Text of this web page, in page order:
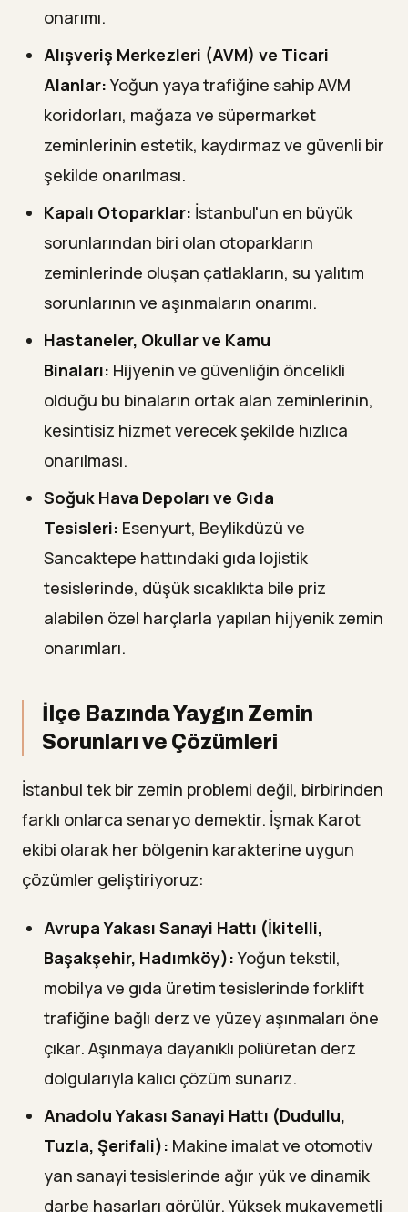
onarımı.
Alışveriş Merkezleri (AVM) ve Ticari
Alanlar:Yoğun yaya trafiğine sahip AVM
koridorları, mağaza ve süpermarket
zeminlerinin estetik, kaydırmaz ve güvenli bir
şekilde onarılması.
Kapalı Otoparklar: İstanbul'un en büyük
sorunlarından biri olan otoparkların
zeminlerinde oluşan çatlakların, su yalıtım
sorunlarının ve aşınmaların onarımı.
Hastaneler, Okullar ve Kamu
Binaları: Hijyenin ve güvenliğin öncelikli
olduğu bu binaların ortak alan zeminlerinin,
kesintisiz hizmet verecek şekilde hızlıca
onarılması.
Soğuk Hava Depoları ve Gıda
Tesisleri: Esenyurt, Beylikdüzü ve
Sancaktepe hattındaki gıda lojistik
tesislerinde, düşük sıcaklıkta bile priz
alabilen özel harçlarla yapılan hijyenik zemin
onarımları.
İlçe Bazında Yaygın Zemin
Sorunları ve Çözümleri
İstanbul tek bir zemin problemi değil, birbirinden
farklı onlarca senaryo demektir. İşmak Karot
ekibi olarak her bölgenin karakterine uygun
çözümler geliştiriyoruz:
Avrupa Yakası Sanayi Hattı (İkitelli,
Başakşehir, Hadımköy):Yoğun tekstil,
mobilya ve gıda üretim tesislerinde forklift
trafiğine bağlı derz ve yüzey aşınmaları öne
çıkar. Aşınmaya dayanıklı poliüretan derz
dolgularıyla kalıcı çözüm sunarız.
Anadolu Yakası Sanayi Hattı (Dudullu,
Tuzla, Şerifali): Makine imalat ve otomotiv
yan sanayi tesislerinde ağır yük ve dinamik
darbe hasarları görülür. Yüksek mukavemetli